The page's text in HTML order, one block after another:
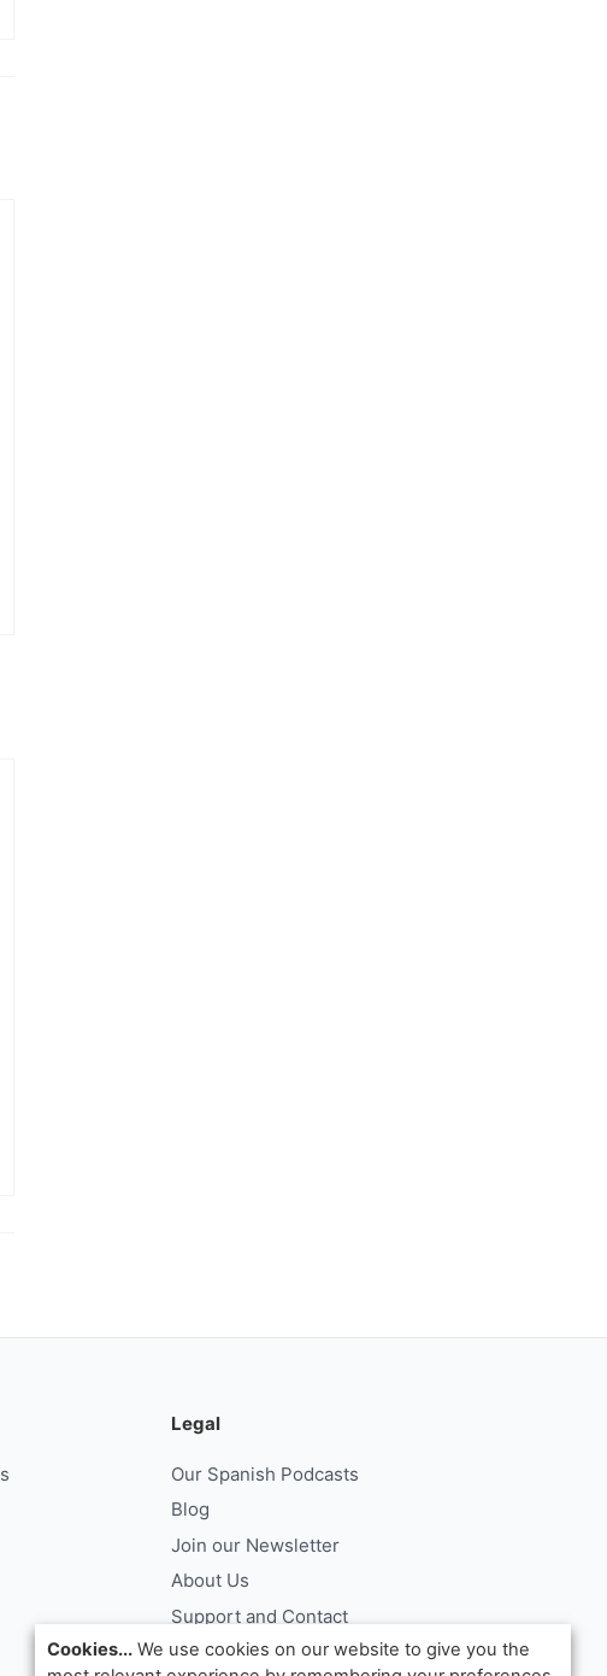
Legal
Our Spanish Podcasts
Blog
Join our Newsletter
About Us
Support and Contact
Log In
Cookies... We use cookies on our website to give you the